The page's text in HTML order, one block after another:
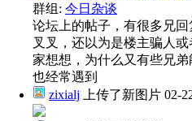
群组: 今日杂谈
论坛上的帖子，有很多兄
叉叉，还以为是楼主骗人
家想想，为什么又有些兄
也经常遇到
zixialj 上传了新图片 02-